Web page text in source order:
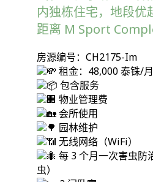
内独栋住宅，地段优
距离 M Sport
房源编号：CH2175-Im
租金：48,000 泰铢/月
包含服务
物业管理费
会所使用
园林维护
无线网络（WiFi）
每 3 个月一次害虫防
虫）